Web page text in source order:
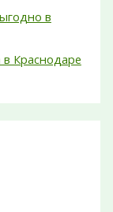
в
в Краснодаре